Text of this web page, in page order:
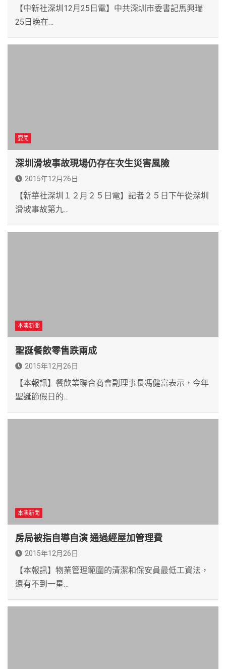
【中新社深圳12月25日電】中共深圳市委書記馬興瑞
25日晚在…
要聞
深圳滑坡事故現場仍存在次生災害風險
2015年12月26日
【新華社深圳１２月２５日電】記者２５日下午從深圳
滑坡事故第九…
本澳新聞
聖誕餐飲零售跌兩成
2015年12月26日
【本報訊】餐飲業聯合商會副理事長馮健富表示，今年
聖誕節假日的…
本澳新聞
房局被指自導自演 通過經屋加管理費
2015年12月26日
【本報訊】物業管理範圍的清潔和保安員最低工資法，
還有不到一星…